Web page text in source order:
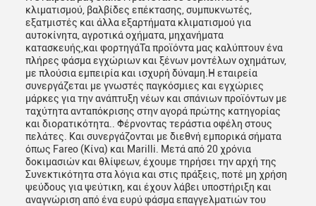
κλιματισμού, βαλβίδες επέκτασης, συμπυκνωτές,
εξατμιστές και άλλα εξαρτήματα κλιματισμού για
αυτοκίνητα, αγροτικά οχήματα, μηχανήματα
κατασκευής,και φορτηγάΤα προϊόντα μας καλύπτουν ένα
πλήρες φάσμα εγχώριων και ξένων μοντέλων οχημάτων,
με πλούσια εμπειρία και ισχυρή δύναμη.Η εταιρεία
συνεργάζεται με γνωστές παγκόσμιες και εγχώριες
μάρκες για την ανάπτυξη νέων και σπάνιων προϊόντων με
ταχύτητα ανταπόκρισης στην αγορά πρώτης κατηγορίας
και διορατικότητα.. Φέρνοντας τεράστια οφέλη στους
πελάτες. Και συνεργάζονται με διεθνή εμπορικά σήματα
όπως Fareo (Κίνα) και Marilli. Μετά από 20 χρόνια
δοκιμασιών και θλίψεων, έχουμε τηρήσει την αρχή της
Συνεκτικότητα στα λόγια και στις πράξεις, ποτέ μη χρήση
ψεύδους για ψεύτικη, και έχουν λάβει υποστήριξη και
αναγνώριση από ένα ευρύ φάσμα επαγγελματιών του